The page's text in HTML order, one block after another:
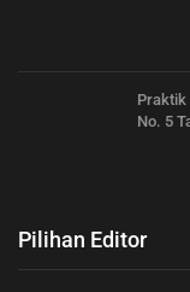
Praktik
No. 5
Pilihan Editor